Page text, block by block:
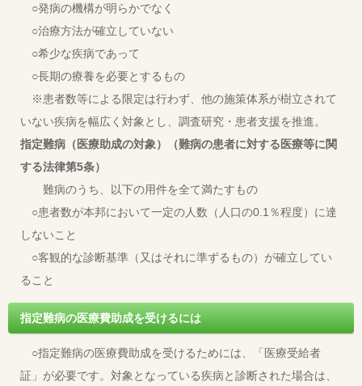
○発病の機構が明らかでなく
○治療方法が確立していない
○希少な疾病であって
○長期の療養を必要とするもの
※患者数等による限定は行わず、他の施策体系が樹立されて
いない疾病を幅広く対象とし、調査研究・患者支援を推進。
指定難病（医療助成の対象）（難病の患者に対する医療等に関
する法律第5条）
難病のうち、以下の用件を全て満たすもの
○患者数が本邦において一定の人数（人口の0.1％程度）に達
しないこと
○客観的な診断基準（又はそれに準ずるもの）が確立してい
ること
指定難病の医療費助成を受けるには
○指定難病の医療費助成を受けるためには、「医療受給者
証」が必要です。対象となっている疾病と診断された場合は、